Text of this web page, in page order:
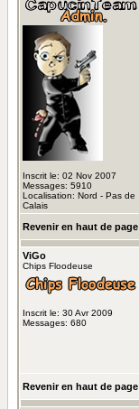
Inscrit le: 02 Nov 2007
Messages: 5910
Localisation: Nord - Pas de
Calais
Revenir en haut de page
ViGo
Chips Floodeuse
Inscrit le: 30 Avr 2009
Messages: 680
Revenir en haut de page